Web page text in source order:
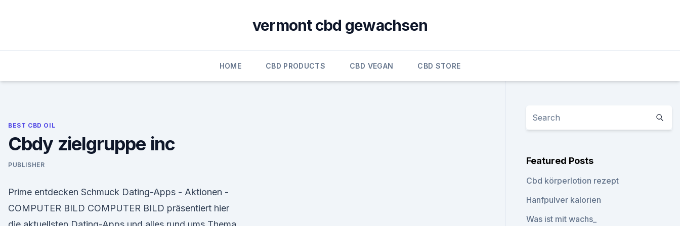
vermont cbd gewachsen
HOME CBD PRODUCTS CBD VEGAN CBD STORE
BEST CBD OIL
Cbdy zielgruppe inc
PUBLISHER
Prime entdecken Schmuck Dating-Apps - Aktionen -
COMPUTER BILD COMPUTER BILD präsentiert hier
Featured Posts
Cbd körperlotion rezept
Hanfpulver kalorien
Was ist mit wachs_